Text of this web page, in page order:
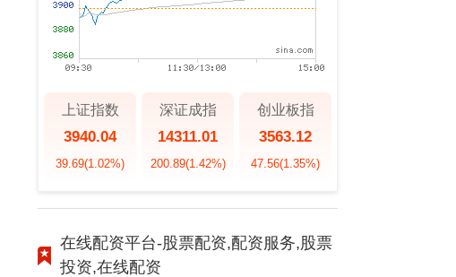
上证指数
3940.04
39.69(1.02%)
深证成指
14311.01
200.89(1.42%)
创业板指
3563.12
47.56(1.35%)
在线配资平台-股票配资,配资服务,股票
投资,在线配资